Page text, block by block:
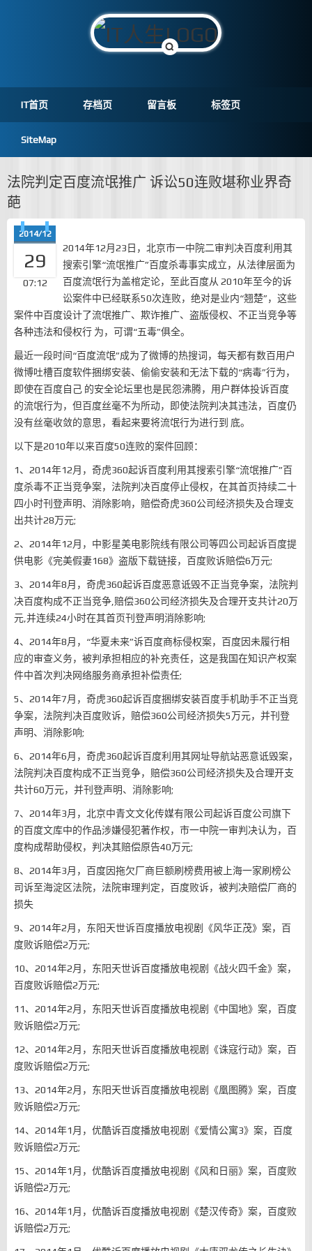
IT首页 存档页 留言板 标签页
SiteMap
法院判定百度流氓推广 诉讼50连败堪称业界奇
葩
2014/12
29
07:12
2014年12月23日，北京市一中院二审判决百度利用其
搜索引擎“流氓推广”百度杀毒事实成立，从法律层面为
百度流氓行为盖棺定论，至此百度从 2010年至今的诉
讼案件中已经联系50次连败，绝对是业内“翘楚”，这些
案件中百度设计了流氓推广、欺诈推广、盗版侵权、不正当竞争等
各种违法和侵权行 为，可谓“五毒”俱全。
最近一段时间“百度流氓”成为了微博的热搜词，每天都有数百用户
微博吐槽百度软件捆绑安装、偷偷安装和无法下载的“病毒”行为，
即使在百度自己 的安全论坛里也是民怨沸腾，用户群体投诉百度
的流氓行为，但百度丝毫不为所动，即使法院判决其违法，百度仍
没有丝毫收敛的意思，看起来要将流氓行为进行到 底。
以下是2010年以来百度50连败的案件回顾：
1、2014年12月，奇虎360起诉百度利用其搜索引擎“流氓推广”百
度杀毒不正当竞争案，法院判决百度停止侵权，在其首页持续二十
四小时刊登声明、消除影响，赔偿奇虎360公司经济损失及合理支
出共计28万元;
2、2014年12月，中影星美电影院线有限公司等四公司起诉百度提
供电影《完美假妻168》盗版下载链接，百度败诉赔偿6万元;
3、2014年8月，奇虎360起诉百度恶意诋毁不正当竞争案，法院判
决百度构成不正当竞争,赔偿360公司经济损失及合理开支共计20万
元,并连续24小时在其首页刊登声明消除影响;
4、2014年8月，“华夏未来”诉百度商标侵权案，百度因未履行相
应的审查义务，被判承担相应的补充责任，这是我国在知识产权案
件中首次判决网络服务商承担补偿责任;
5、2014年7月，奇虎360起诉百度捆绑安装百度手机助手不正当竞
争案，法院判决百度败诉，赔偿360公司经济损失5万元，并刊登
声明、消除影响;
6、2014年6月，奇虎360起诉百度利用其网址导航站恶意诋毁案，
法院判决百度构成不正当竞争，赔偿360公司经济损失及合理开支
共计60万元，并刊登声明、消除影响;
7、2014年3月，北京中青文文化传媒有限公司起诉百度公司旗下
的百度文库中的作品涉嫌侵犯著作权，市一中院一审判决认为，百
度构成帮助侵权，判决其赔偿原告40万元;
8、2014年3月，百度因拖欠厂商巨额刷榜费用被上海一家刷榜公
司诉至海淀区法院，法院审理判定，百度败诉，被判决赔偿厂商的
损失
9、2014年2月，东阳天世诉百度播放电视剧《风华正茂》案，百
度败诉赔偿2万元;
10、2014年2月，东阳天世诉百度播放电视剧《战火四千金》案，
百度败诉赔偿2万元;
11、2014年2月，东阳天世诉百度播放电视剧《中国地》案，百度
败诉赔偿2万元;
12、2014年2月，东阳天世诉百度播放电视剧《诛寇行动》案，百
度败诉赔偿2万元;
13、2014年2月，东阳天世诉百度播放电视剧《凰图腾》案，百度
败诉赔偿2万元;
14、2014年1月，优酷诉百度播放电视剧《爱情公寓3》案，百度
败诉赔偿2万元;
15、2014年1月，优酷诉百度播放电视剧《风和日丽》案，百度败
诉赔偿2万元;
16、2014年1月，优酷诉百度播放电视剧《楚汉传奇》案，百度败
诉赔偿2万元;